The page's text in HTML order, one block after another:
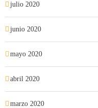
julio 2020
junio 2020
mayo 2020
abril 2020
marzo 2020